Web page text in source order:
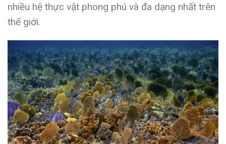
nhiều hệ thực vật phong phú và đa dạng nhất trên
thế giới.